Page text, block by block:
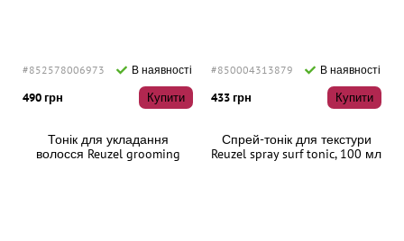
#852578006973 В наявності
490 грн Купити
Тонік для укладання
волосся Reuzel grooming
#850004313879 В наявності
433 грн Купити
Спрей-тонік для текстури
Reuzel spray surf tonic, 100 мл